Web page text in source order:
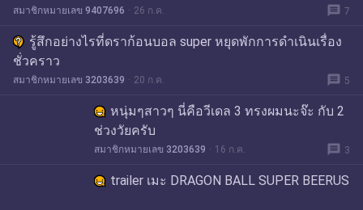
สมาชิกหมายเลข 9407696 26 ก.ค. message 7
รู้สึกอย่างไรที่ดราก้อนบอล super หยุดพักการดำเนินเรื่อง
ชั่วคราว
สมาชิกหมายเลข 3203639 20 ก.ค. message 5
หนุ่มๆสาวๆ นี่คือวีเดล 3 ทรงผมนะจ๊ะ กับ 2
ช่วงวัยครับ
สมาชิกหมายเลข 3203639 16 ก.ค. message 3
trailer เมะ DRAGON BALL SUPER BEERUS